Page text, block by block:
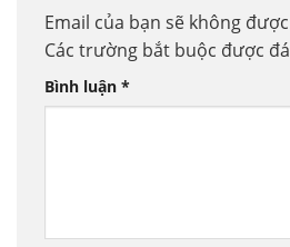
Email của bạn sẽ không
Các trường bắt buộc được
Bình luận *